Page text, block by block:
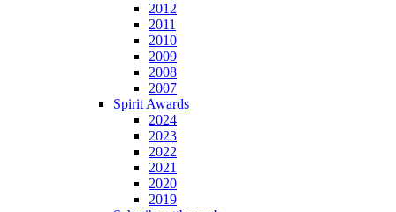
2012
2011
2010
2009
2008
2007
Spirit Awards
2024
2023
2022
2021
2020
2019